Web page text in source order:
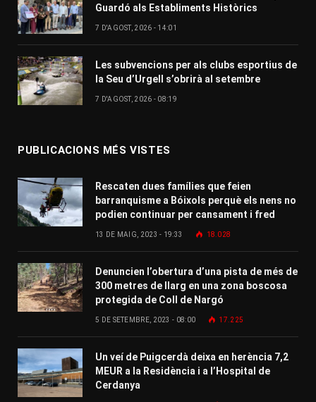
Guardó als Establiments Històrics
7 D'AGOST, 2026 - 14:01
Les subvencions per als clubs esportius de
la Seu d’Urgell s’obrirà al setembre
7 D'AGOST, 2026 - 08:19
PUBLICACIONS MÉS VISTES
Rescaten dues famílies que feien
barranquisme a Bóixols perquè els nens no
podien continuar per cansament i fred
13 DE MAIG, 2023 - 19:33 18.028
Denuncien l’obertura d’una pista de més de
300 metres de llarg en una zona boscosa
protegida de Coll de Nargó
5 DE SETEMBRE, 2023 - 08:00 17.225
Un veí de Puigcerdà deixa en herència 7,2
MEUR a la Residència i a l’Hospital de
Cerdanya